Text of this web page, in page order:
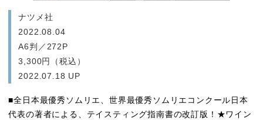
ナツメ社
2022.08.04
A6判／272P
3,300円（税込）
2022.07.18 UP
■全日本最優秀ソムリエ、世界最優秀ソムリエコンクール日本
代表の著者による、テイスティング指南書の改訂版！★ワイン